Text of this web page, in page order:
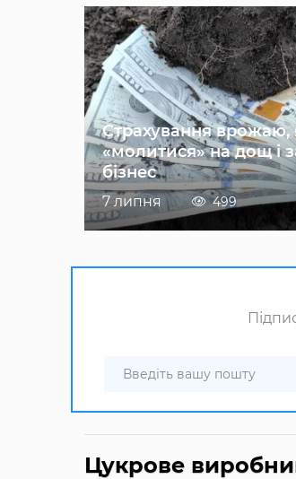
Страхування врожаю,
«молитися» на дощ і
бізнес
7 липня 499
Цукрове